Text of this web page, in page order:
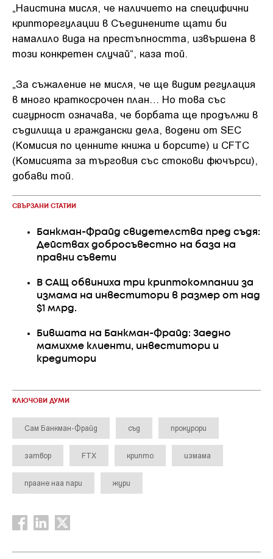
„Наистина мисля, че наличието на специфични
крипторегулации в Съединените щати би
намалило вида на престъпността, извършена в
този конкретен случай“, каза той.
„За съжаление не мисля, че ще видим регулация
в много краткосрочен план… Но това със
сигурност означава, че борбата ще продължи в
съдилища и граждански дела, водени от SEC
(Комисия по ценните книжа и борсите) и CFTC
(Комисията за търговия със стокови фючърси),
добави той.
СВЪРЗАНИ СТАТИИ
Банкман-Фрайд свидетелства пред съдя:
Действах добросъвестно на база на
правни съвети
В САЩ обвиниха три криптокомпании за
измама на инвеститори в размер от над
$1 млрд.
Бившата на Банкман-Фрайд: Заедно
мамихме клиенти, инвеститори и
кредитори
КЛЮЧОВИ ДУМИ
Сам Банкман-Фрайд съд прокурори
затвор FTX крипто измама
праане наа пари жури